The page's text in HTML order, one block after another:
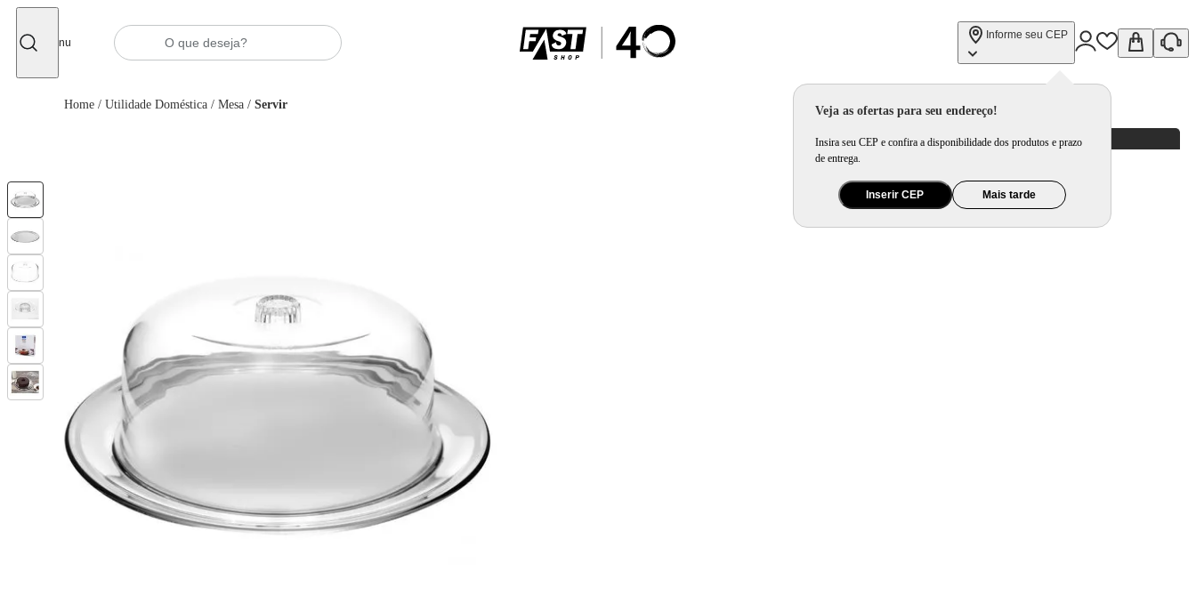
Menu
Informe seu CEP
Veja as ofertas para seu endereço!
Insira seu CEP e confira a disponibilidade dos produtos e prazo
de entrega.
Inserir CEP Mais tarde
Home / Utilidade Doméstica / Mesa / Servir